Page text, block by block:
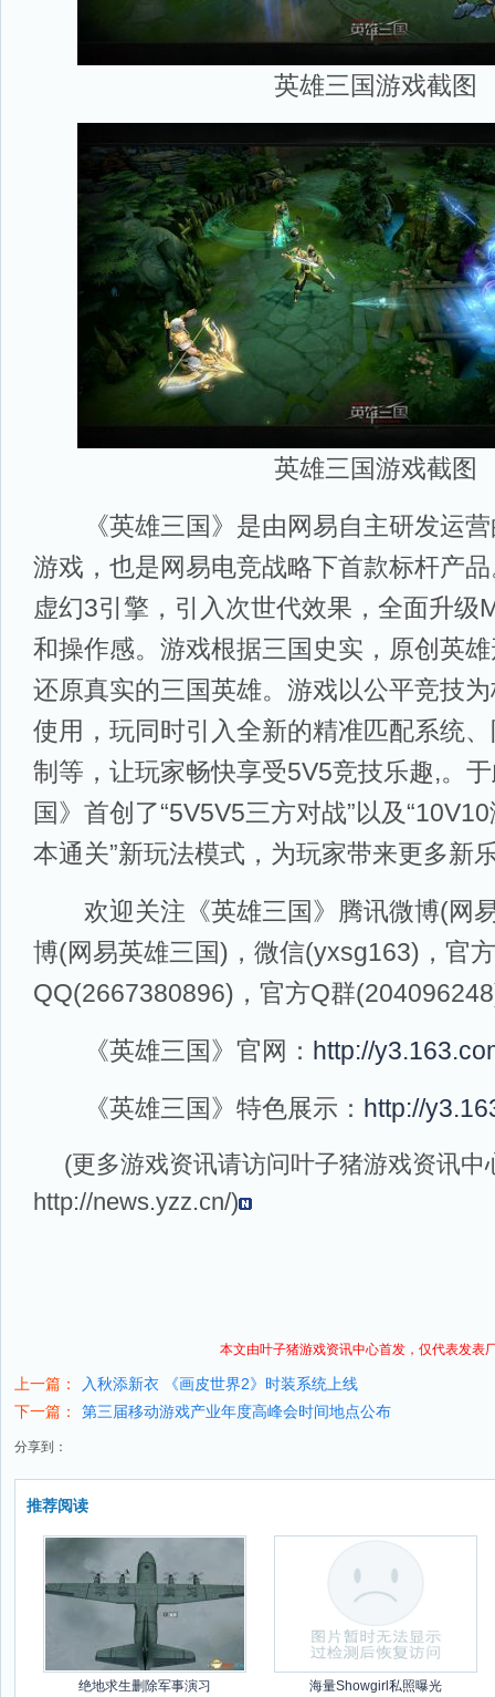
英雄三国游戏截图
英雄三国游戏截图
《英雄三国》是由网易自主研发运营
游戏，也是网易电竞战略下首款标杆产
虚幻3引擎，引入次世代效果，全面升级
和操作感。游戏根据三国史实，原创英
还原真实的三国英雄。游戏以公平竞技
使用，玩同时引入全新的精准匹配系统
制等，让玩家畅快享受5V5竞技乐趣,。
国》首创了“5V5V5三方对战”以及
本通关”新玩法模式，为玩家带来更多新
欢迎关注《英雄三国》腾讯微博(网
博(网易英雄三国)，微信(yxsg163)，官方
QQ(2667380896)，官方Q群
《英雄三国》官网： http://
《英雄三国》特色展示： http://
(更多游戏资讯请访问叶子猪游戏资讯中
http://news.yzz.cn/)
本文由叶子猪游戏资讯中心首发，仅代表发表
上一篇：
入秋添新衣 《画皮世界2》时装系统上线
下一篇：
第三届移动游戏产业年度高峰会时间地点公布
分享到：
推荐阅读
绝地求生删除军事演习 海量Showgirl私照曝光